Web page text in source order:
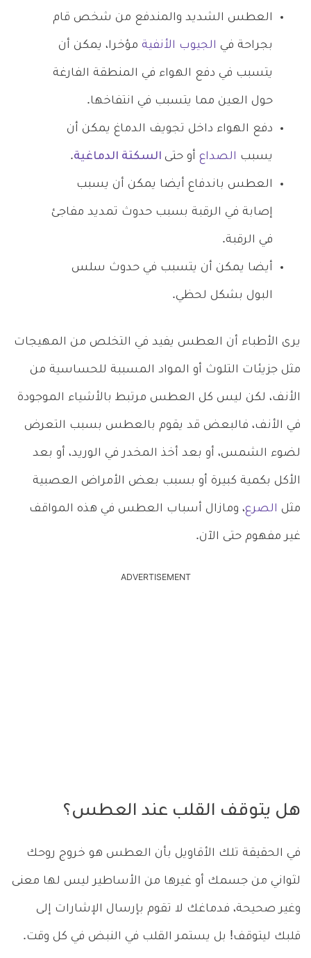
العطس الشديد والمندفع من شخص قام
بجراحة في الجيوب الأنفية مؤخرا، يمكن أن
يتسبب في دفع الهواء في المنطقة الفارغة
حول العين مما يتسبب في انتفاخها.
دفع الهواء داخل تجويف الدماغ يمكن أن
يسبب الصداع أو حتى السكتة الدماغية.
العطس باندفاع أيضا يمكن أن يسبب
إصابة في الرقبة بسبب حدوث تمديد مفاجئ
في الرقبة.
أيضا يمكن أن يتسبب في حدوث سلس
البول بشكل لحظي.
يرى الأطباء أن العطس يفيد في التخلص من المهيجات
مثل جزيئات التلوث أو المواد المسببة للحساسية من
الأنف، لكن ليس كل العطس مرتبط بالأشياء الموجودة
في الأنف، فالبعض قد يقوم بالعطس بسبب التعرض
لضوء الشمس، أو بعد أخذ المخدر في الوريد، أو بعد
الأكل بكمية كبيرة أو بسبب بعض الأمراض العصبية
مثل الصرع، ومازال أسباب العطس في هذه المواقف
غير مفهوم حتى الآن.
ADVERTISEMENT
هل يتوقف القلب عند العطس؟
في الحقيقة تلك الأقاويل بأن العطس هو خروج روحك
لثواني من جسمك أو غيرها من الأساطير ليس لها معنى
وغير صحيحة، فدماغك لا تقوم بإرسال الإشارات إلى
قلبك ليتوقف! بل يستمر القلب في النبض في كل وقت.